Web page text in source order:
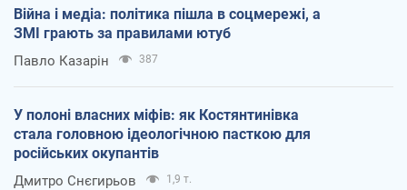
Війна і медіа: політика пішла в соцмережі, а
ЗМІ грають за правилами ютуб
Павло Казарін 387
У полоні власних міфів: як Костянтинівка
стала головною ідеологічною пасткою для
російських окупантів
Дмитро Снєгирьов 1,9 т.